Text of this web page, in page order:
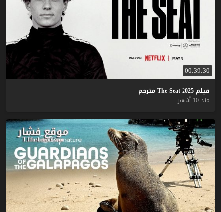
00:39:30
فيلم The Seat 2025
مترجم
منذ 10 أشهر